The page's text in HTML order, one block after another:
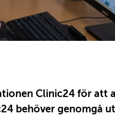
Clinic24 för att
behöver genomgå